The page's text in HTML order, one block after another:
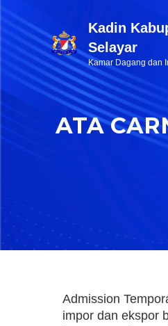
Kadin
Selayar
Kamar Dagang dan
ATA
Admission
impor dan ekspor